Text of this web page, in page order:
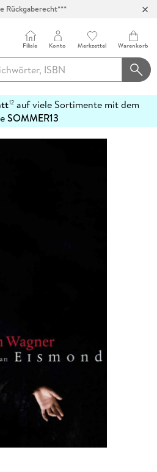
Rückgaberecht***
Filiale Konto Merkzettel Warenkorb
12auf viele Sortimente mit dem
SOMMER13